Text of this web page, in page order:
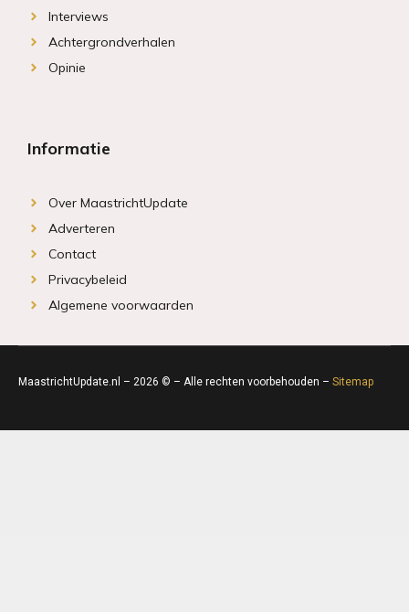
Interviews
Achtergrondverhalen
Opinie
Informatie
Over MaastrichtUpdate
Adverteren
Contact
Privacybeleid
Algemene voorwaarden
MaastrichtUpdate.nl – 2026 © – Alle rechten voorbehouden – Sitemap